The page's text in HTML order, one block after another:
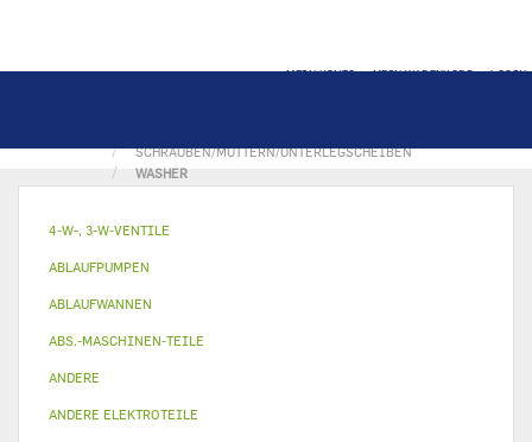
MEIN KONTO MEIN WARENKORB LOGIN
SCHRAUBEN/MUTTERN/UNTERLEGSCHEIBEN
WASHER
4-W-, 3-W-VENTILE
ABLAUFPUMPEN
ABLAUFWANNEN
ABS.-MASCHINEN-TEILE
ANDERE
ANDERE ELEKTROTEILE